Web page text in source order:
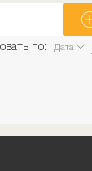
по: Дата